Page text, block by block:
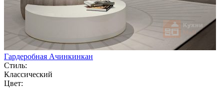
Гардеробная Ачинкинкан
Стиль:
Классический
Цвет: